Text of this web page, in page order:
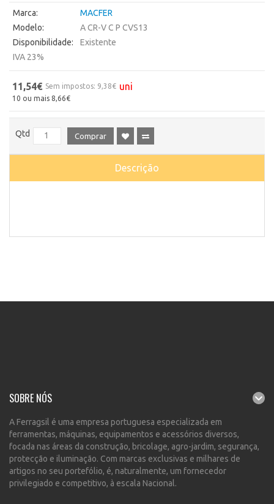
Marca:
MACFER
Modelo:
A CR-V C P CVS13
Disponibilidade:
Existente
IVA 23%
11,54€ Sem impostos: 9,38€ uni
10 ou mais 8,66€
Qtd Comprar
Descrição
SOBRE NÓS
A Ferragsil é uma empresa portuguesa especializada em
ferramentas, máquinas, equipamentos e acessórios diversos,
focada nas áreas da construção, bricolage, agro-jardim, segurança,
protecção e iluminação. Com marcas exclusivas e milhares de
artigos no seu portefólio, é, naturalmente, um fornecedor
privilegiado e competitivo, à escala Nacional.